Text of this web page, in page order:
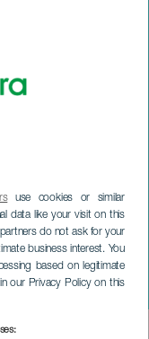
use cookies or similar
data like your visit on this
do not ask for your
business interest. You
based on legitimate
our Privacy Policy on this